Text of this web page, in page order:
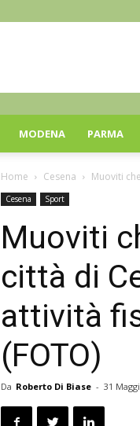
MODENA PARMA
Home Cesena Muoviti
Cesena Sport
Muoviti
città di
attività
(FOTO)
Da Roberto Di Biase - 31